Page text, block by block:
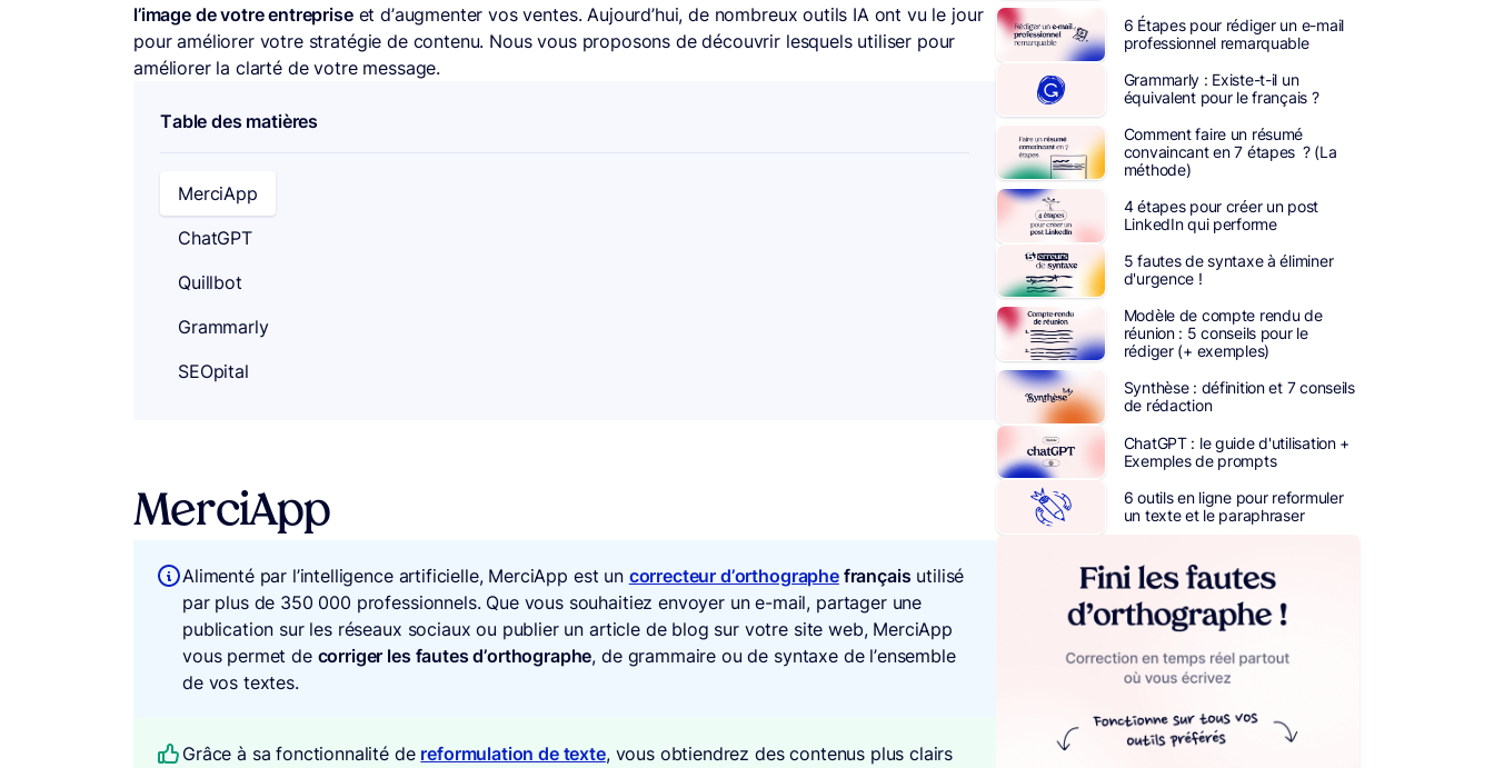
l’image de votre entrepriseet d’augmenter vos ventes. Aujourd’hui, de nombreux outils IA ont vu le jour
pour améliorer votre stratégie de contenu. Nous vous proposons de découvrir lesquels utiliser pour
améliorer la clarté de votre message.
Table des matières
MerciApp
ChatGPT
Quillbot
Grammarly
SEOpital
MerciApp
Alimenté par l’intelligence artificielle, MerciApp est un correcteur d’orthographefrançaisutilisé
par plus de 350 000 professionnels. Que vous souhaitiez envoyer un e-mail, partager une
publication sur les réseaux sociaux ou publier un article de blog sur votre site web, MerciApp
vous permet de corriger les fautes d’orthographe, de grammaire ou de syntaxe de l’ensemble
de vos textes.
Grâce à sa fonctionnalité de reformulation de texte, vous obtiendrez des contenus plus clairs
6 Étapes pour rédiger un e-mail
professionnel remarquable
Grammarly : Existe-t-il un
équivalent pour le français ?
Comment faire un résumé
convaincant en 7 étapes ? (La
méthode)
4 étapes pour créer un post
LinkedIn qui performe
5 fautes de syntaxe à éliminer
d'urgence !
Modèle de compte rendu de
réunion : 5 conseils pour le
rédiger (+ exemples)
Synthèse : définition et 7 conseils
de rédaction
ChatGPT : le guide d'utilisation +
Exemples de prompts
6 outils en ligne pour reformuler
un texte et le paraphraser